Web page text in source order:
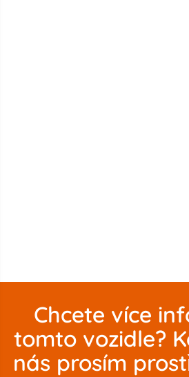
Chcete více
tomto vozidle?
nás prosím